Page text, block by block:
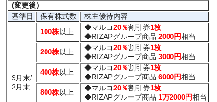
(変更後）
基準日
保有株式数 株主優待内容
9月末/
3月末
100株以上
◆マルコ20％割引券1枚
◆RIZAPグループ商品2000円相当
200株以上
◆マルコ20％割引券1枚
◆RIZAPグループ商品3000円相当
400株以上
◆マルコ20％割引券1枚
◆RIZAPグループ商品6000円相当
800株以上
◆マルコ20％割引券1枚
◆RIZAPグループ商品 1万2000円相当